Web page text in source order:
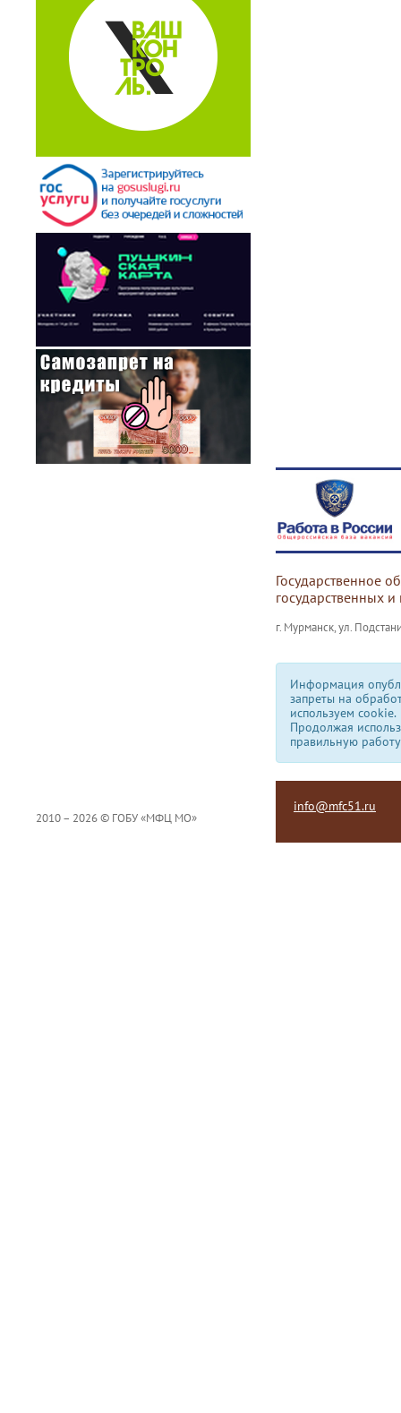
Государственное
государственных
г. Мурманск, ул.
Информация
запреты на
используем сookie.
Продолжая
правильную
2010 – 2026 © ГОБУ «МФЦ МО»
info@mfc51.ru